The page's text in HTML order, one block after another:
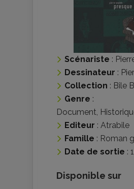
Scénariste :
Dessinateur :
Collection : Bile
Genre :
Document
Editeur : Atrabile
Famille : Roman
Date de sortie :
Disponible sur